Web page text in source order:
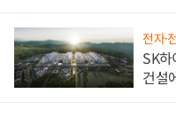
전자·
SK
건설